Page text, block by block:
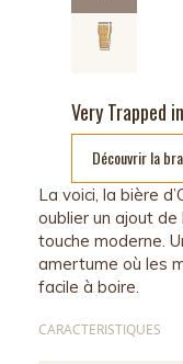
Very Trapped
Découvrir la
La voici, la bière
oublier un ajout de
touche moderne.
amertume où les
facile à boire.
CARACTERISTIQUES